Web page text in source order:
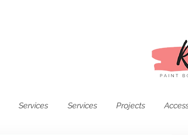
Services Services Projects